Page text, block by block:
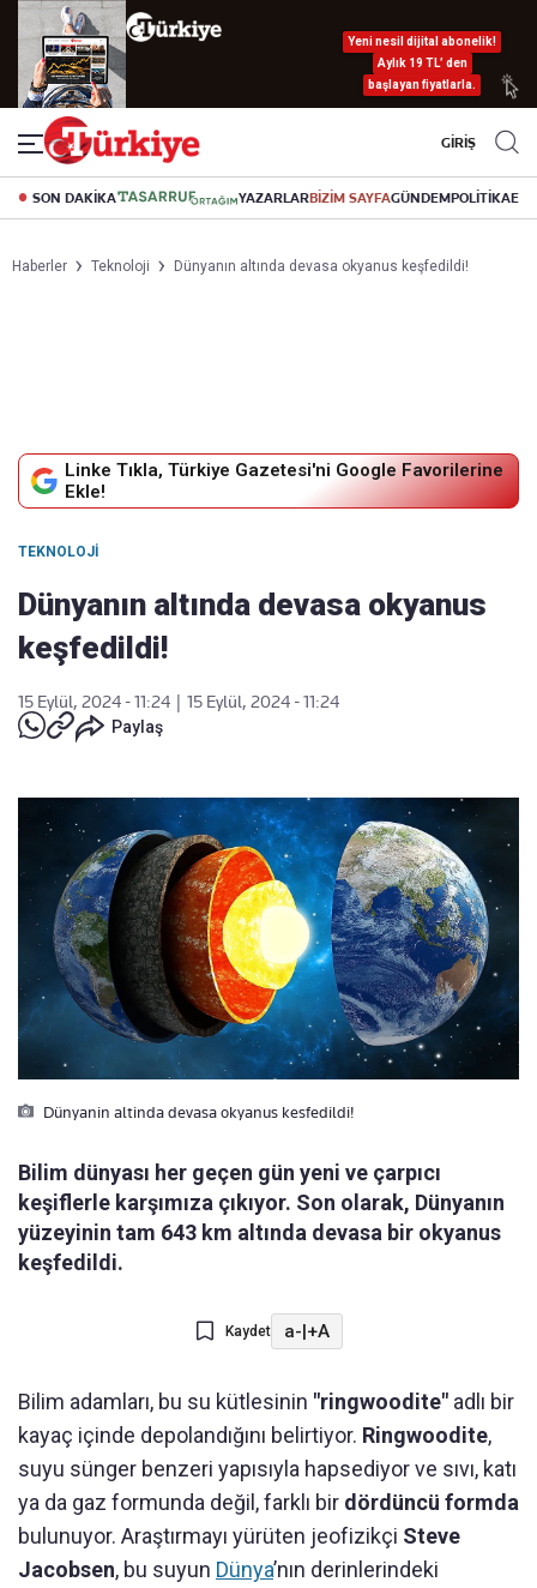
Yeni nesil dijital abonelik!
Aylık 19 TL’ den
başlayan fiyatlarla.
GİRİŞ
SON DAKİKA YAZARLARBİZİM SAYFAGÜNDEMPOLİTİKA
Haberler Teknoloji Dünyanın altında devasa okyanus keşfedildi!
Linke Tıkla, Türkiye Gazetesi'ni Google Favorilerine
Ekle!
TEKNOLOJI
Dünyanın altında devasa okyanus
keşfedildi!
15 Eylül, 2024 - 11:24
15 Eylül, 2024 - 11:24
Paylaş
Dünyanin altinda devasa okyanus kesfedildi!
Bilim dünyası her geçen gün yeni ve çarpıcı
keşiflerle karşımıza çıkıyor. Son olarak, Dünyanın
yüzeyinin tam 643 km altında devasa bir okyanus
keşfedildi.
Kaydet a-|+A
Bilim adamları, bu su kütlesinin "ringwoodite" adlı bir
kayaç içinde depolandığını belirtiyor. Ringwoodite,
suyu sünger benzeri yapısıyla hapsediyor ve sıvı, katı
ya da gaz formunda değil, farklı bir dördüncü formda
bulunuyor. Araştırmayı yürüten jeofizikçi Steve
Jacobsen, bu suyun Dünya’nın derinlerindeki